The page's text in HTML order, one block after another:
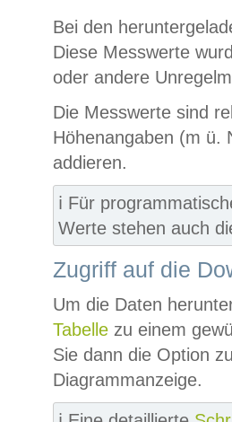
Bei den
Diese Messwerte
oder andere
Die Messwerte sind
Höhenangaben (m ü.
addieren.
ℹ️ Für
Werte stehen auch
Zugriff auf die
Um die Daten
Tabelle zu einem
Sie dann die Option
Diagrammanzeige.